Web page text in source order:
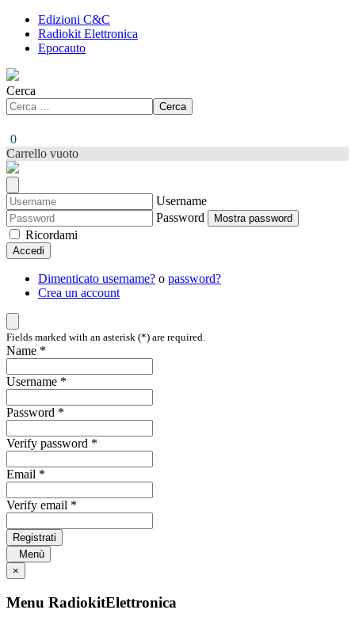
Edizioni C&C
Radiokit Elettronica
Epocauto
Cerca
Cerca
0
Carrello vuoto
Username
Password
Mostra password
Ricordami
Accedi
Dimenticato username? o password?
Crea un account
Fields marked with an asterisk (*) are required.
Name *
Username *
Password *
Verify password *
Email *
Verify email *
Registrati
Menù
×
Menu RadiokitElettronica